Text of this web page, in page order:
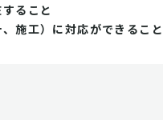
ること
施工）に対応ができること